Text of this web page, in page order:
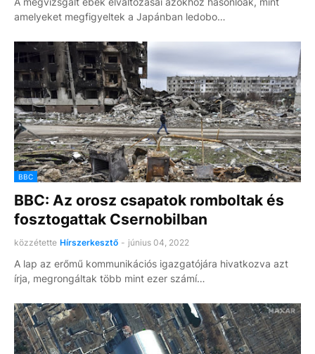
amelyeket megfigyeltek a Japánban ledobo…
BBC
BBC: Az orosz csapatok romboltak és
fosztogattak Csernobilban
közzétette Hírszerkesztő - június 04, 2022
A lap az erőmű kommunikációs igazgatójára hivatkozva azt
írja, megrongáltak több mint ezer számí…